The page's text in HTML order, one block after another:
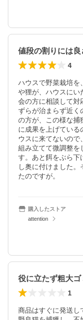
値段の割りには良
4
ハウスで野菜栽培を
や狸が、ハウスにい
会の方に相談して対
ずらが治まらず近く
の方が、この様な捕
に成果を上げている
ウスに来てないので
組み立てて微調整を
す。あと餌をぶら下
し奥に付けました
たのですが。
購入したストア
attention
役に立たず粗大
1
商品はすぐに発送し